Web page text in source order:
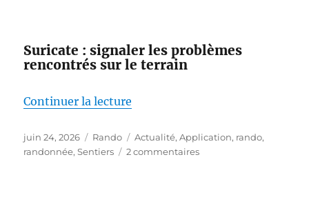
Suricate : signaler les problèmes
rencontrés sur le terrain
Continuer la lecture
Publié
le
juin 24, 2026 Catégories
Rando Étiquettes
Actualité,Application, rando,
randonnée,Sentiers 2 commentairessur